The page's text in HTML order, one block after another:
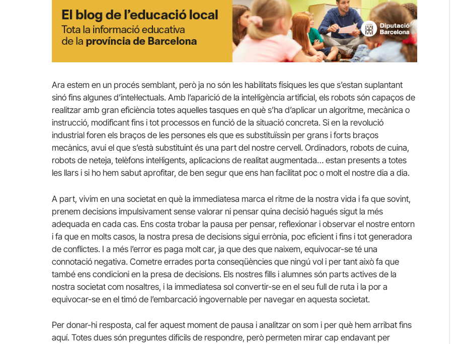
Ara estem en un procés semblant, però ja no són les habilitats físiques les que s’estan suplantant
sinó fins algunes d’intel·lectuals. Amb l’aparició de la intel·ligència artificial, els robots són capaços de
realitzar amb gran eficiència totes aquelles tasques en què s’ha d’aplicar un algoritme, mecànica o
instrucció, modificant fins i tot processos en funció de la situació concreta. Si en la revolució
industrial foren els braços de les persones els que es substituïssin per grans i forts braços
mecànics, avui el que s’està substituint és una part del nostre cervell. Ordinadors, robots de cuina,
robots de neteja, telèfons intel·ligents, aplicacions de realitat augmentada… estan presents a totes
les llars i si ho hem sabut aprofitar, de ben segur que ens han facilitat poc o molt el nostre dia a dia.
A part, vivim en una societat en què la immediatesa marca el ritme de la nostra vida i fa que sovint,
prenem decisions impulsivament sense valorar ni pensar quina decisió hagués sigut la més
adequada en cada cas. Ens costa trobar la pausa per pensar, reflexionar i observar el nostre entorn
i fa que en molts casos, la nostra presa de decisions sigui errònia, poc eficient i fins i tot generadora
de conflictes. I a més l’error es paga molt car, ja que des que naixem, equivocar-se té una
connotació negativa. Cometre errades porta conseqüències que ningú vol i per tant això fa que
també ens condicioni en la presa de decisions. Els nostres fills i alumnes són parts actives de la
nostra societat com nosaltres, i la immediatesa sol convertir-se en el seu full de ruta i la por a
equivocar-se en el timó de l’embarcació ingovernable per navegar en aquesta societat.
Per donar-hi resposta, cal fer aquest moment de pausa i analitzar on som i per què hem arribat fins
aquí. Totes dues són preguntes difícils de respondre, però permeten mirar cap endavant per